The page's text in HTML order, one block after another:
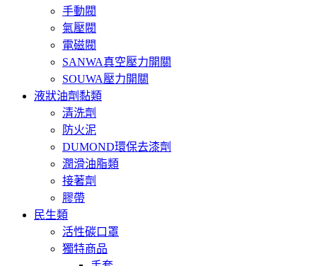
手動閥
氣壓閥
電磁閥
SANWA真空壓力開關
SOUWA壓力開關
液狀油劑黏類
清洗劑
防火泥
DUMOND環保去漆劑
潤滑油脂類
接著劑
膠帶
民生類
活性碳口罩
獨特商品